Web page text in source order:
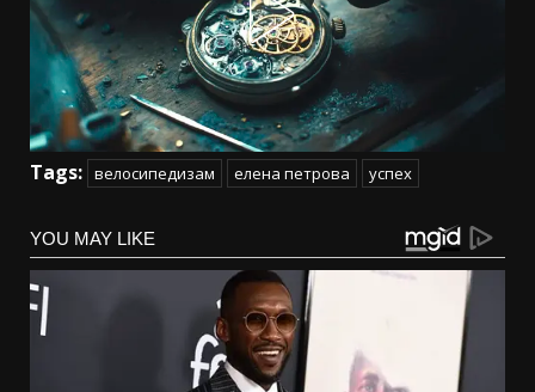
Tags: велосипедизам елена петрова успех